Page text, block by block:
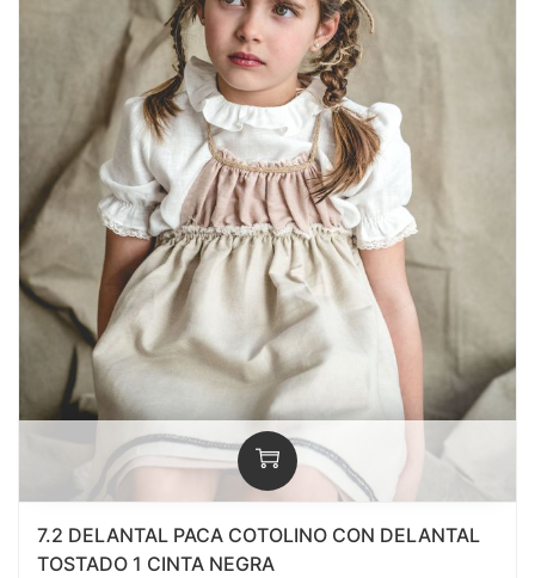
7.2 DELANTAL PACA COTOLINO CON DELANTAL
TOSTADO 1 CINTA NEGRA